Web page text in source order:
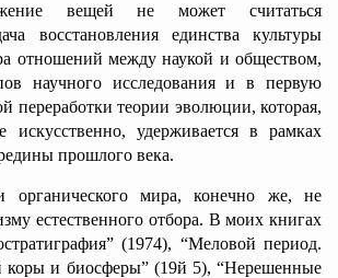
вещей не может считаться
восстановления единства культуры
отношений между наукой и обществом,
научного исследования и
в первую
переработки теории эволюции, которая,
искусственно, удерживается в рамках
прошлого века.
органического мира, конечно же, не
естественного отбора. В моих книгах
(1974), “Меловой период.
коры и биосферы” (19й 5), “Нерешенные